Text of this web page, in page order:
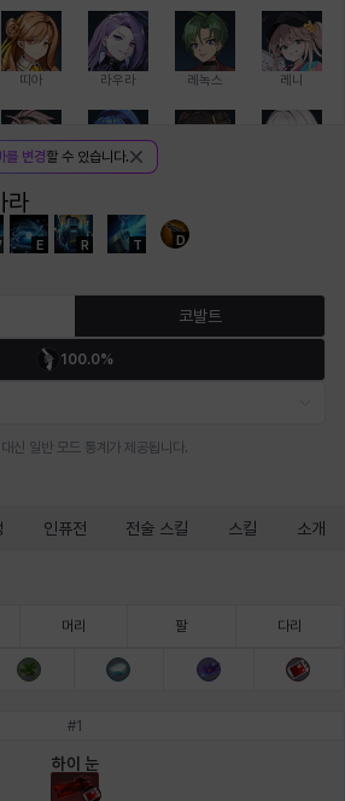
띠아 라우라 레녹스 레니
루크 르노어
블레어 비앙카 비형 샬럿
아이작 알렉스 알론소 얀
라
E R T D
를 변경할 수 있습니다.
코발트
100.0%
신 일반 모드 통계가 제공됩니다.
인퓨전 전술 스킬 스킬 소개
머리 팔 다리
#1
하이 눈